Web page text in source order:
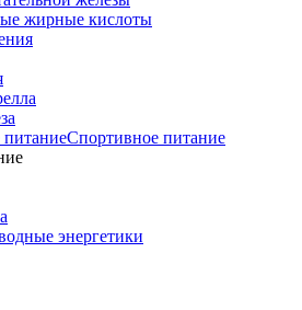
жирные кислоты
Спортивное питание
энергетики